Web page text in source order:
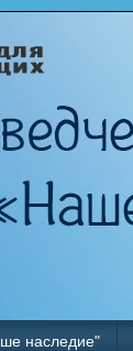
наследие"